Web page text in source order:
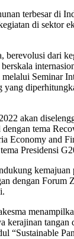
terbesar di
di sektor
berevolusi dari
Seminar
yang
akan
tema
Economy and
Presidensi
kemajuan
dengan Forum
kerajinan
“Sustainable